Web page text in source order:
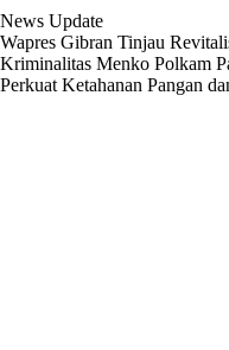
News Update
Wapres Gibran Tinjau
Kriminalitas Menko Polkam
Perkuat Ketahanan Pangan